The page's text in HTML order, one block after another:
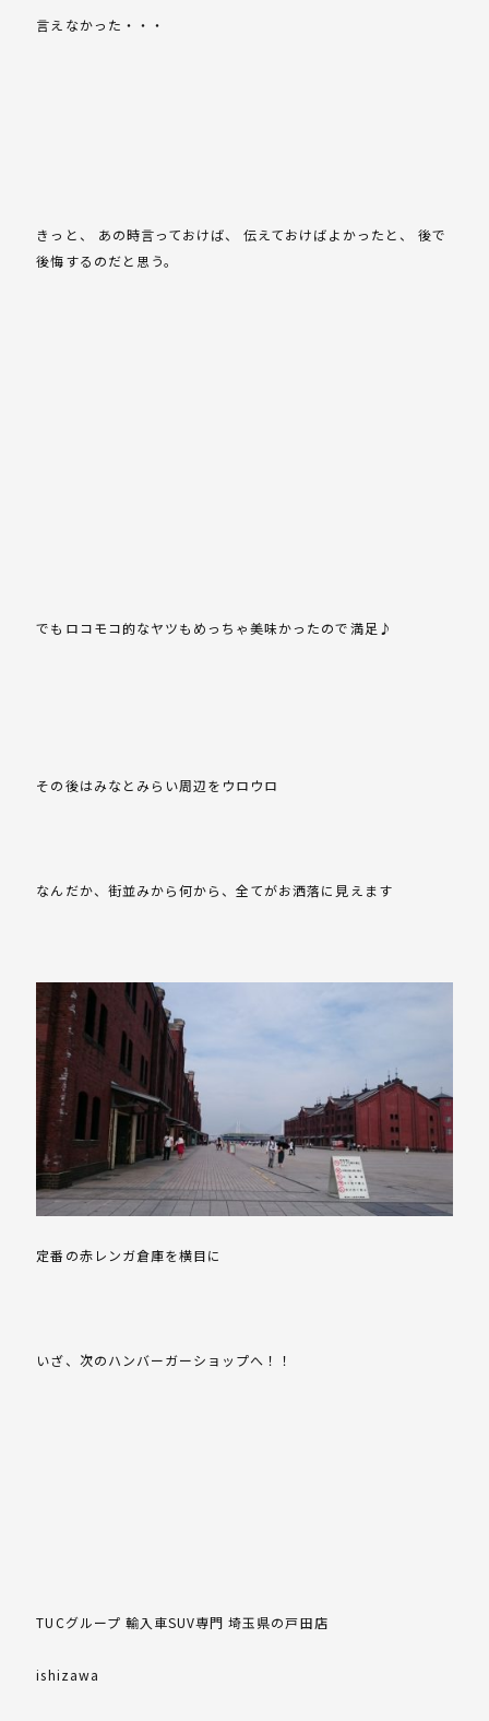
言えなかった・・・
きっと、 あの時言っておけば、 伝えておけばよかったと、 後で
後悔するのだと思う。
でもロコモコ的なヤツもめっちゃ美味かったので満足♪
その後はみなとみらい周辺をウロウロ
なんだか、街並みから何から、全てがお洒落に見えます
定番の赤レンガ倉庫を横目に
いざ、次のハンバーガーショップへ！！
TUCグループ 輸入車SUV専門 埼玉県の戸田店
ishizawa